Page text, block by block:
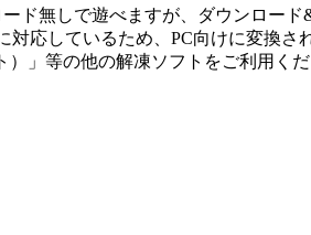
ド無しで遊べますが、ダウンロード
応しているため、PC向けに変換さ
」等の他の解凍ソフトをご利用くだ